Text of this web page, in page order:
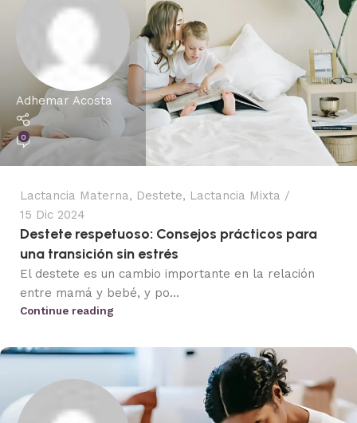
Adhemar Acosta
0
Lactancia Materna, Destete, Lactancia Mixta
15 Dic 2024
Destete respetuoso: Consejos prácticos para
una transición sin estrés
El destete es un cambio importante en la relación
entre mamá y bebé, y po...
Continue reading